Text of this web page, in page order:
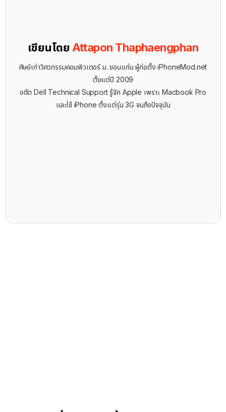
เขียนโดย Attapon Thaphaengphan
ศิษย์เก่าวิศวกรรมคอมพิวเตอร์ ม. ขอนแก่น ผู้ก่อตั้ง iPhoneMod.net
ตั้งแต่ปี 2009
อดีต Dell Technical Support รู้จัก ​Apple เพราะ Macbook Pro
และใช้ iPhone ตั้งแต่รุ่น 3G จนถึงปัจจุบัน